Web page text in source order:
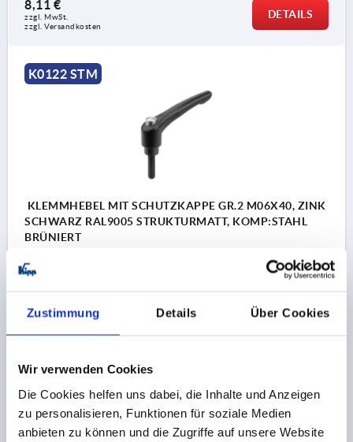
Zustimmung Details Über Cookies
Wir verwenden Cookies
Die Cookies helfen uns dabei, die Inhalte und Anzeigen
zu personalisieren, Funktionen für soziale Medien
anbieten zu können und die Zugriffe auf unsere Website
8,11 €
zzgl. MwSt.
zzgl. Versandkosten
DETAILS
K0122 STM
KLEMMHEBEL MIT SCHUTZKAPPE GR.2 M06X40, ZINK
SCHWARZ RAL9005 STRUKTURMATT, KOMP:STAHL
BRÜNIERT
GEWINDE=M6
OBERFLÄCHE GRUNDKÖRPER=STRUKTURMATT
D2=19
8,11 €
zzgl. MwSt.
DETAILS